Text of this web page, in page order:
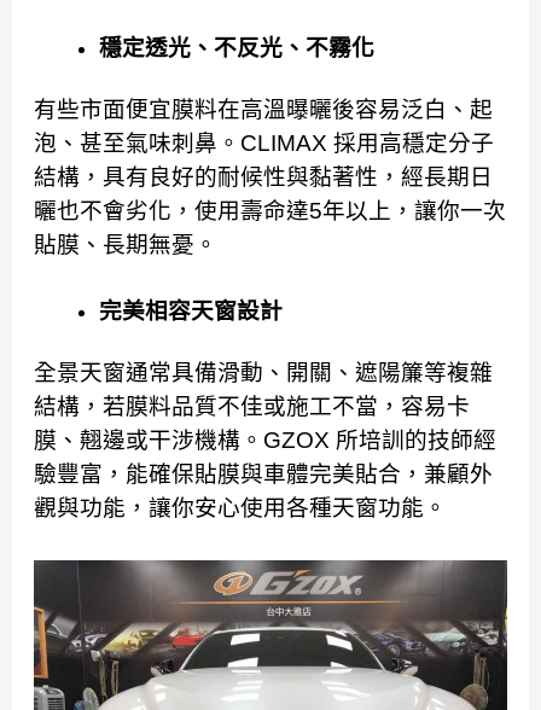
穩定透光、不反光、不霧化
有些市面便宜膜料在高溫曝曬後容易泛白、起
泡、甚至氣味刺鼻。CLIMAX 採用高穩定分子
結構，具有良好的耐候性與黏著性，經長期日
曬也不會劣化，使用壽命達5年以上，讓你一次
貼膜、長期無憂。
完美相容天窗設計
全景天窗通常具備滑動、開關、遮陽簾等複雜
結構，若膜料品質不佳或施工不當，容易卡
膜、翹邊或干涉機構。GZOX 所培訓的技師經
驗豐富，能確保貼膜與車體完美貼合，兼顧外
觀與功能，讓你安心使用各種天窗功能。